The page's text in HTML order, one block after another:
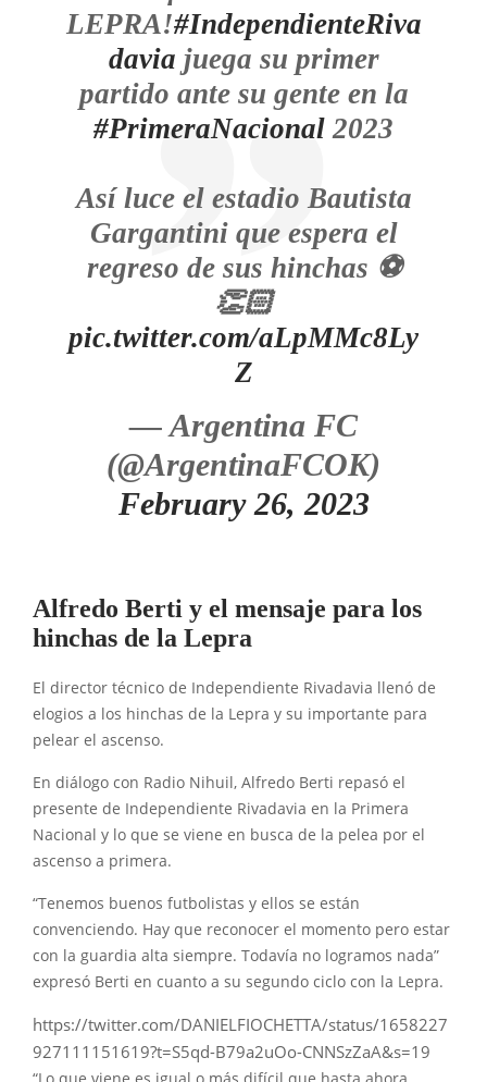
LEPRA!#IndependienteRiva
davia juega su primer
partido ante su gente en la
#PrimeraNacional 2023
Así luce el estadio Bautista
Gargantini que espera el
regreso de sus hinchas ⚽️
👏🏻
pic.twitter.com/aLpMMc8Ly
Z
— Argentina FC
(@ArgentinaFCOK)
February 26, 2023
Alfredo Berti y el mensaje para los
hinchas de la Lepra
El director técnico de Independiente Rivadavia llenó de
elogios a los hinchas de la Lepra y su importante para
pelear el ascenso.
En diálogo con Radio Nihuil, Alfredo Berti repasó el
presente de Independiente Rivadavia en la Primera
Nacional y lo que se viene en busca de la pelea por el
ascenso a primera.
“Tenemos buenos futbolistas y ellos se están
convenciendo. Hay que reconocer el momento pero estar
con la guardia alta siempre. Todavía no logramos nada”
expresó Berti en cuanto a su segundo ciclo con la Lepra.
https://twitter.com/DANIELFIOCHETTA/status/1658227
927111151619?t=S5qd-B79a2uOo-CNNSzZaA&s=19